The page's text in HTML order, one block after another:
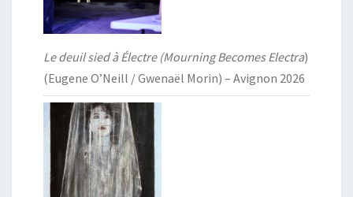
Le deuil sied à Électre (Mourning Becomes Electra)
(Eugene O’Neill / Gwenaël Morin) – Avignon 2026